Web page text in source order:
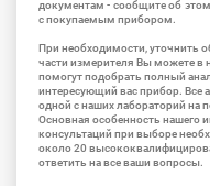
документам - сообщите об
с покупаемым прибором.
При необходимости, уточнить
части измерителя Вы можете
помогут подобрать полный
интересующий вас прибор. Все
одной с наших лабораторий на
Основная особенность нашего
консультаций при выборе
около 20
ответить на все ваши вопросы.